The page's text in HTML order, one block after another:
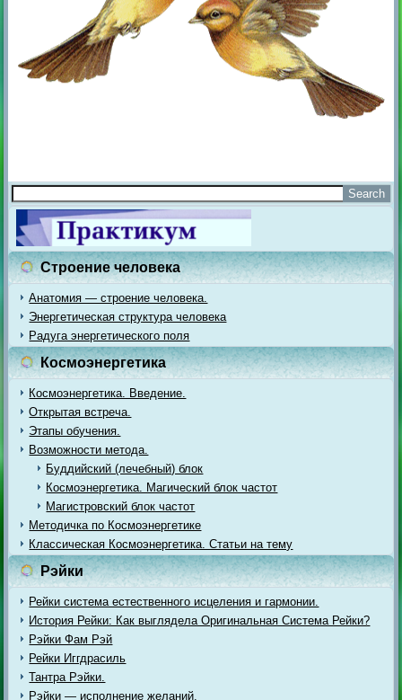
Строение человека
Анатомия — строение человека.
Энергетическая структура человека
Радуга энергетического поля
Космоэнергетика
Космоэнергетика. Введение.
Открытая встреча.
Этапы обучения.
Возможности метода.
Буддийский (лечебный) блок
Космоэнергетика. Магический блок частот
Магистровский блок частот
Методичка по Космоэнергетике
Классическая Космоэнергетика. Статьи на тему
Рэйки
Рейки система естественного исцеления и гармонии.
История Рейки: Как выглядела Оригинальная Система Рейки?
Рэйки Фам Рэй
Рейки Иггдрасиль
Тантра Рэйки.
Рэйки — исполнение желаний.